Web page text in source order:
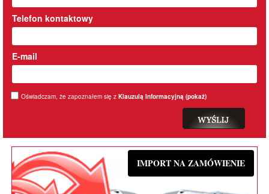
Telefon kontaktowy
E-mail
Oświadczam, że zapoznałem się z Klauzulą Informacyjną (pokaż)
IMPORT NA ZAMÓWIENIE